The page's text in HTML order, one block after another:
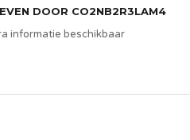
DOOR CO2NB2R3LAM4
informatie beschikbaar